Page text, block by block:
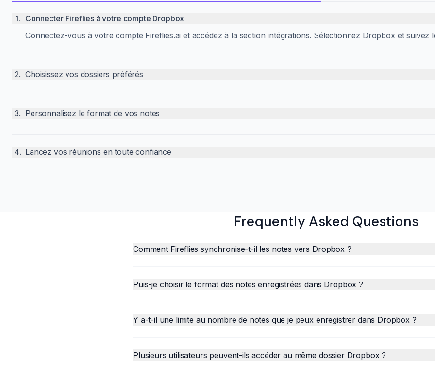
1. Connecter Fireflies à votre compte Dropbox
Connectez-vous à votre compte Fireflies.ai et accédez à la section intégrations. Sélectionnez Dropbox et
2. Choisissez vos dossiers préférés
3. Personnalisez le format de vos notes
4. Lancez vos réunions en toute confiance
Frequently Asked Questions
Comment Fireflies synchronise-t-il les notes vers Dropbox ?
Puis-je choisir le format des notes enregistrées dans Dropbox ?
Y a-t-il une limite au nombre de notes que je peux enregistrer dans Dropbox ?
Plusieurs utilisateurs peuvent-ils accéder au même dossier Dropbox ?